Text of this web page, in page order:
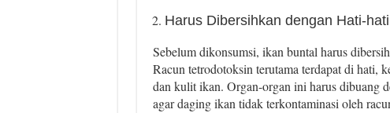
Harus Dibersihkan dengan Hati-hati
Sebelum dikonsumsi, ikan buntal harus
Racun tetrodotoksin terutama terdapat di hati,
dan kulit ikan. Organ-organ ini harus dibuang
agar daging ikan tidak terkontaminasi oleh